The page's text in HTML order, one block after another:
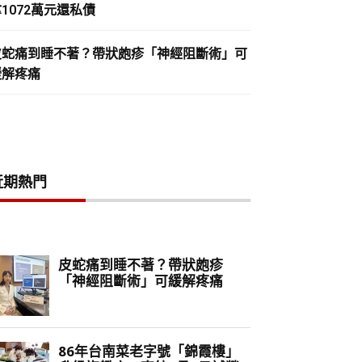
萬元還私債
痛到睡不著？帶狀皰疹「神經阻斷術」可
疼痛
熱門